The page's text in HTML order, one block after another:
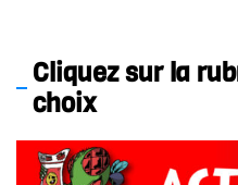
Cliquez sur la
choix